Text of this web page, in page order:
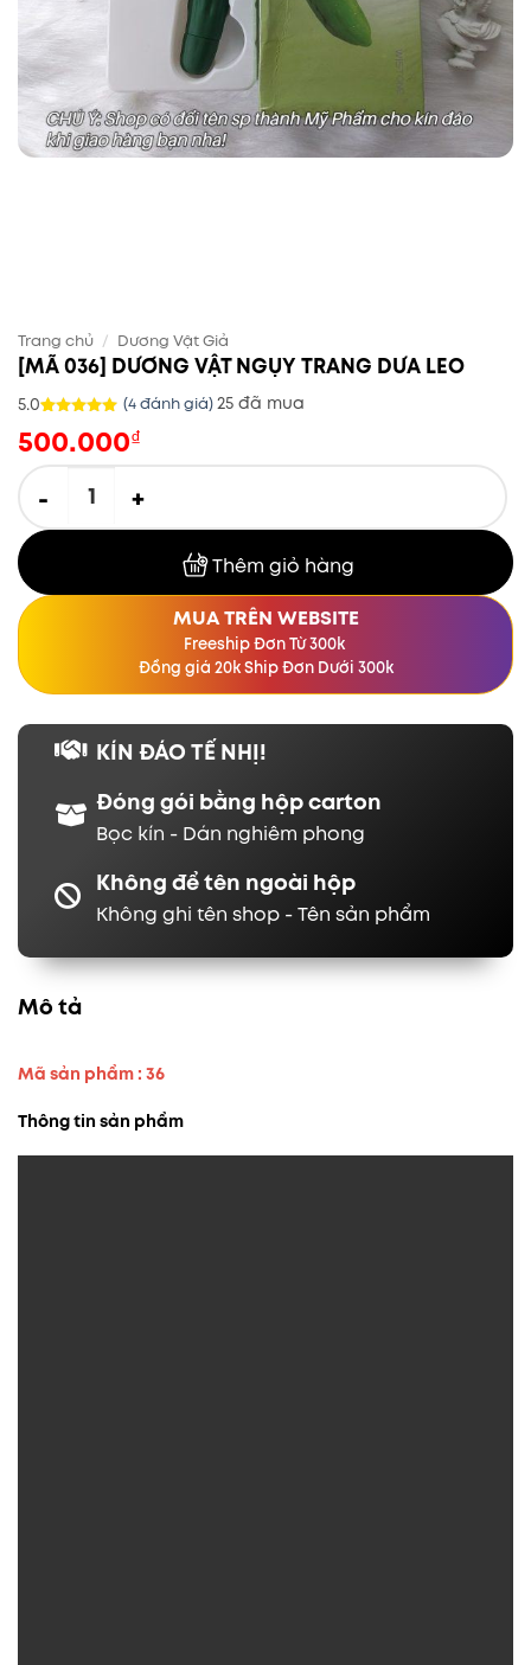
Trang chủ / Dương Vật Giả
[MÃ 036] DƯƠNG VẬT NGỤY TRANG DƯA LEO
5.0
dựa trên
(4đánh giá)25 đã mua
500.000₫
Thêm giỏ hàng
MUA TRÊN WEBSITE
Freeship Đơn Từ 300k
Đồng giá 20k Ship Đơn Dưới 300k
KÍN ĐÁO TẾ NHỊ!
Đóng gói bằng hộp carton
Bọc kín - Dán nghiêm phong
Không để tên ngoài hộp
Không ghi tên shop - Tên sản phẩm
Mô tả
Mã sản phẩm : 36
Thông tin sản phẩm